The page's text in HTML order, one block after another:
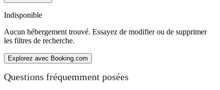
Indisponible
Aucun hébergement trouvé. Essayez de modifier ou de supprimer
les filtres de recherche.
Explorez avec Booking.com
Questions fréquemment posées